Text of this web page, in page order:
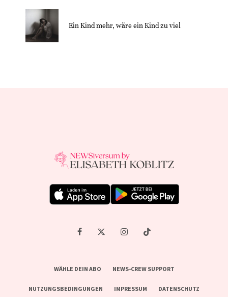
Ein Kind mehr, wäre ein Kind zu viel
WÄHLE DEIN ABO NEWS-CREW SUPPORT
NUTZUNGSBEDINGUNGEN IMPRESSUM DATENSCHUTZ